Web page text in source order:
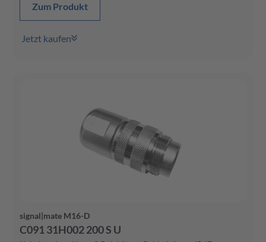
Zum Produkt
Jetzt kaufen
signal|mate M16-D
C091 31H002 200 S U